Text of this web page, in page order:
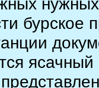
бурское